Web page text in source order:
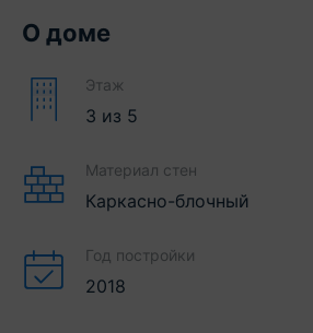
О доме
Этаж
3 из 5
Материал стен
Каркасно-блочный
Год постройки
2018